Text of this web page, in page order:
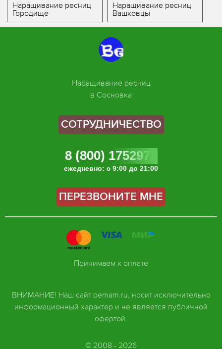
Наращивание ресниц
Городище
Наращивание ресниц
Вашковцы
Наращивание ресниц
в Сосновка
СОТРУДНИЧЕСТВО
8 (800) 1752978
ежедневно: с 9:00 до 21:00
ПЕРЕЗВОНИТЕ МНЕ
ВНИМАНИЕ! Наш сайт bemam.ru, носит исключительно
информационный характер и не является публичной
офертой.
© 2008 - 2026
Принимаем к оплате